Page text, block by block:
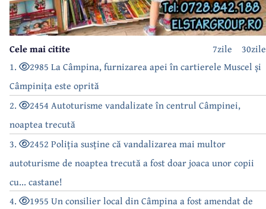
30zile
7zile
Cele mai citite
1.
2985 La Câmpina, furnizarea apei în cartierele Muscel și
Câmpinița este oprită
2.
2454 Autoturisme vandalizate în centrul Câmpinei,
noaptea trecută
3.
2452 Poliția susține că vandalizarea mai multor
autoturisme de noaptea trecută a fost doar joaca unor copii
cu... castane!
4.
1955 Un consilier local din Câmpina a fost amendat de